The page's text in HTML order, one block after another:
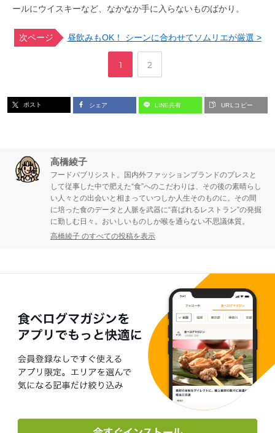
ールにウイスキーなど、なかなか手に入らないものばかり。
次ページ 昼飲みもOK！ シーンに合わせてソムリエが厳選 >
ペ
ジ
1
,
ペ
ジ
2
ポスト シェア LINE共有 URLコピー
高橋綾子
フードパブリシスト。国内外ファッションブランドのプレスと
して従事した中で肥えた“食”へのこだわりは、その後の素晴らし
い人々との出会いと相まっていつしか人生そのものに。その間
に培った食のデータと人脈を武器に“喜ばれるレストラン”の発掘
に勤しむ日々。おいしいものしか喉を通らない不思議体質。
高橋綾子 のすべての投稿を表示